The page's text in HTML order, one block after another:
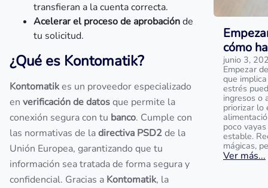
transfieran a la cuenta correcta.
Acelerar el proceso de aprobaciónde
tu solicitud.
¿Qué es Kontomatik?
Kontomatikes un proveedor especializado
en verificación de datosque permite la
conexión segura con tu banco. Cumple con
las normativas de ladirectiva PSD2de la
Unión Europea, garantizando que tu
información sea tratada de forma segura y
confidencial. Gracias a Kontomatik, la
cómo
junio 3,
Empezar
que
estrés
ingresos o
priorizar lo
poco
estable.
mágicas,
Ver más...